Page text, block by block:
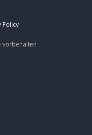
Policy
vorbehalten